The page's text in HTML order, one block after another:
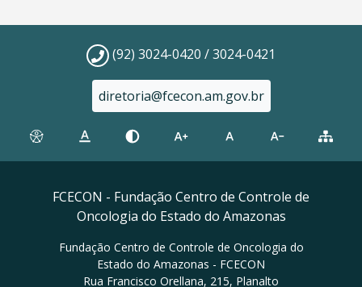
(92) 3024-0420 / 3024-0421
diretoria@fcecon.am.gov.br
FCECON - Fundação Centro de Controle de
Oncologia do Estado do Amazonas
Fundação Centro de Controle de Oncologia do
Estado do Amazonas - FCECON
Rua Francisco Orellana, 215, Planalto